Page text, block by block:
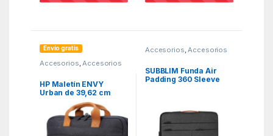
Envío gratis
Accesorios Accesorios
Portátil Fundas y
HP Maletín ENVY
Urban de 39,62 cm
Accesorios Accesorios
Portátil Fundas y
SUBBLIM Funda Air
Padding 360 Sleeve